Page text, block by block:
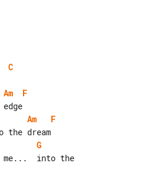
C
Am
F
Am
F
G